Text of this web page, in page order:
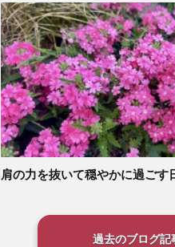
肩の力を抜いて穏やかに過ごす
過去のブログ記